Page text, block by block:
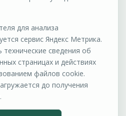
для анализа
сервис Яндекс Метрика.
сведения об
страницах и действиях
файлов cookie.
до получения